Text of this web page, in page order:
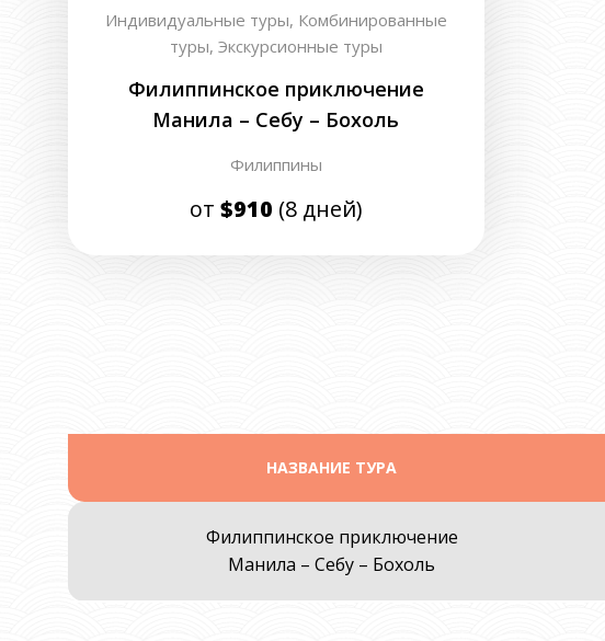
Индивидуальные туры, Комбинированные
туры, Экскурсионные туры
Филиппинское приключение
Манила – Себу – Бохоль
Филиппины
от $910 (8 дней)
НАЗВАНИЕ ТУРА
Филиппинское приключение
Манила – Себу – Бохоль